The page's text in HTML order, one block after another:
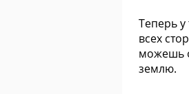
Теперь
всех
можешь
землю.